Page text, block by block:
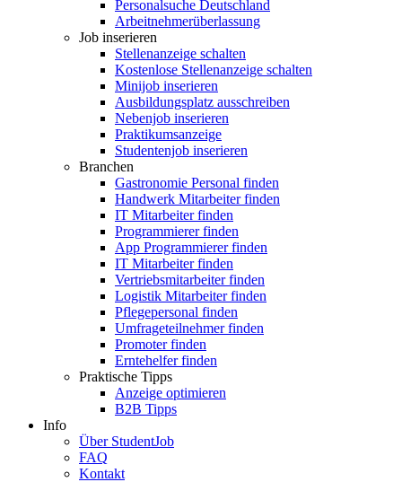
Personalsuche Deutschland
Arbeitnehmerüberlassung
Job inserieren
Stellenanzeige schalten
Kostenlose Stellenanzeige schalten
Minijob inserieren
Ausbildungsplatz ausschreiben
Nebenjob inserieren
Praktikumsanzeige
Studentenjob inserieren
Branchen
Gastronomie Personal finden
Handwerk Mitarbeiter finden
IT Mitarbeiter finden
Programmierer finden
App Programmierer finden
IT Mitarbeiter finden
Vertriebsmitarbeiter finden
Logistik Mitarbeiter finden
Pflegepersonal finden
Umfrageteilnehmer finden
Promoter finden
Erntehelfer finden
Praktische Tipps
Anzeige optimieren
B2B Tipps
Info
Über StudentJob
FAQ
Kontakt